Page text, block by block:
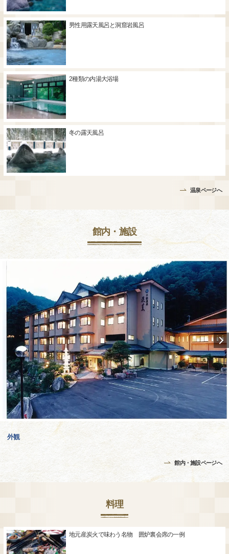
男性用露天風呂と洞窟岩風呂
2種類の内湯大浴場
冬の露天風呂
温泉ページへ
館内・施設
外観
館内・施設ページへ
料理
地元産炭火で味わう名物 囲炉裏会席の一例